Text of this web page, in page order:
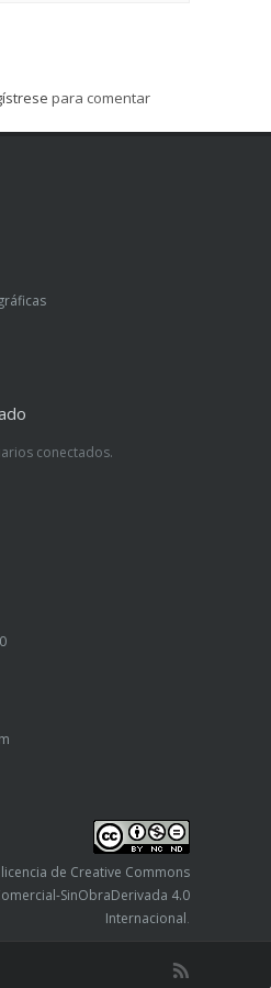
para comentar
conectados.
licencia de Creative Commons
SinObraDerivada 4.0
Internacional